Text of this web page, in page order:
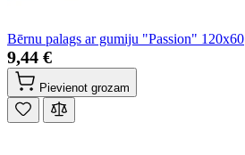
Bērnu palags ar gumiju "Passion" 120x60
9,44 €
Pievienot grozam